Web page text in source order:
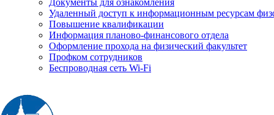
Документы для ознакомления
Удаленный доступ к информационным ресурсам
Повышение квалификации
Информация планово-финансового отдела
Оформление прохода на физический факультет
Профком сотрудников
Беспроводная сеть Wi-Fi